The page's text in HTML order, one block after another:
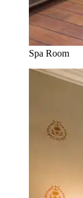
Spa Room